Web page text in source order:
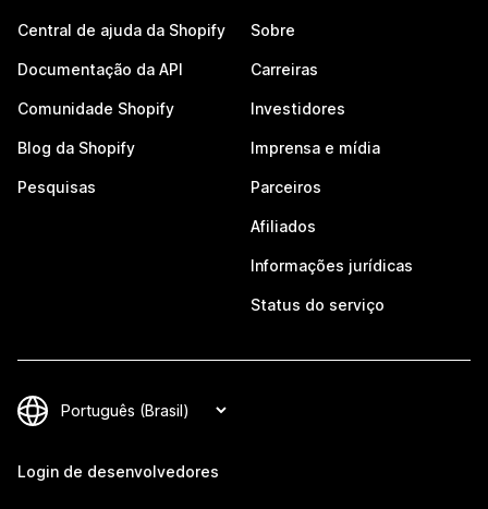
Central de ajuda da Shopify
Documentação da API
Comunidade Shopify
Blog da Shopify
Pesquisas
Sobre
Carreiras
Investidores
Imprensa e mídia
Parceiros
Afiliados
Informações jurídicas
Status do serviço
Login de desenvolvedores